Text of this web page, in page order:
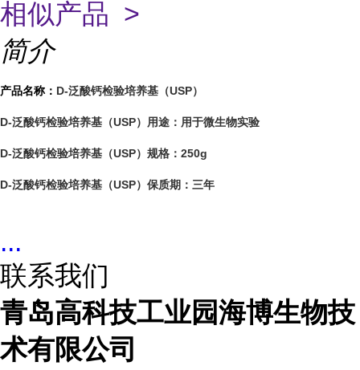
相似产品 >
简介
产品名称： D-泛酸钙检验培养基（USP）
D-泛酸钙检验培养基（USP）用途： 用于微生物实验
D-泛酸钙检验培养基（USP）规格：250g
D-泛酸钙检验培养基（USP）保质期：三年
...
联系我们
青岛高科技工业园海博生物技
术有限公司